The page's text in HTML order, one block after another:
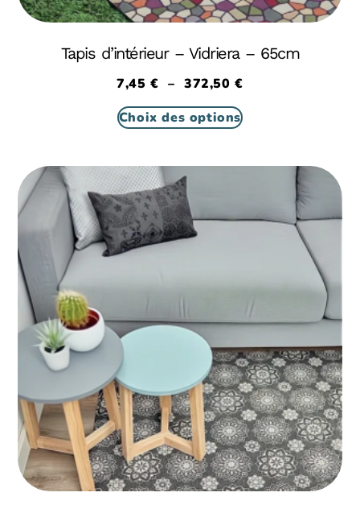
Tapis d’intérieur – Vidriera – 65cm
7,45€ – 372,50€
Choix des options